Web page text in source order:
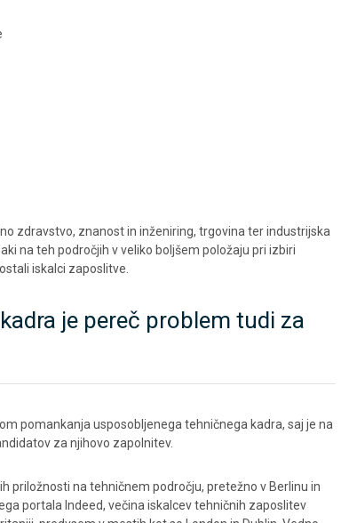
zdravstvo, znanost in inženiring, trgovina ter industrijska
na teh področjih v veliko boljšem položaju pri izbiri
iskalci zaposlitve.
je pereč problem tudi za
pomankanja usposobljenega tehničnega kadra, saj je na
za njihovo zapolnitev.
priložnosti na tehničnem področju, pretežno v Berlinu in
portala Indeed, večina iskalcev tehničnih zaposlitev